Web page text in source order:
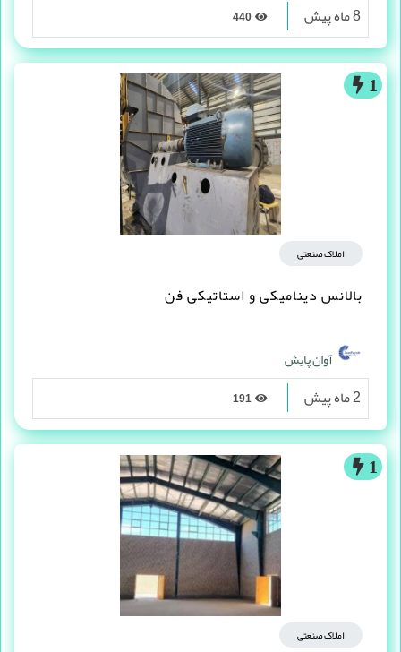
8 ماه پیش
1
املاک صنعتی
بالانس دینامیکی و استاتیکی فن
آوان پایش
2 ماه پیش
1
املاک صنعتی